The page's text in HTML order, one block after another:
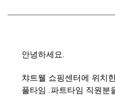
안녕하세요.
챠트웰 쇼핑센터에 위치
풀타임 .파트타임 직원분